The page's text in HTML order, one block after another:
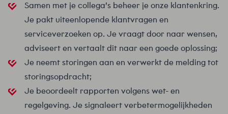
Samen met je collega’s beheer je onze klantenkring.
Je pakt uiteenlopende klantvragen en
serviceverzoeken op. Je vraagt door naar wensen,
adviseert en vertaalt dit naar een goede oplossing;
Je neemt storingen aan en verwerkt de melding tot
storingsopdracht;
Je beoordeelt rapporten volgens wet- en
regelgeving. Je signaleert verbetermogelijkheden